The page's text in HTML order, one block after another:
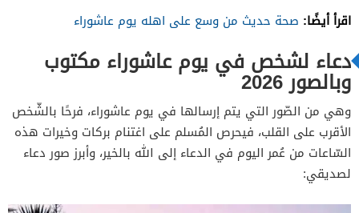
اقرأ أيضًا: صحة حديث من وسع على اهله يوم عاشوراء
دعاء لشخص في يوم عاشوراء مكتوب
وبالصور 2026
وهي من الصّور التي يتم إرسالها في يوم عاشوراء، فرحًا بالشّخص
الأقرب على القلب، فيحرص المُسلم على اغتنام بركات وخيرات هذه
السّاعات من عُمر اليوم في الدعاء إلى الله بالخير، وأبرز صور دعاء
لصديقي: